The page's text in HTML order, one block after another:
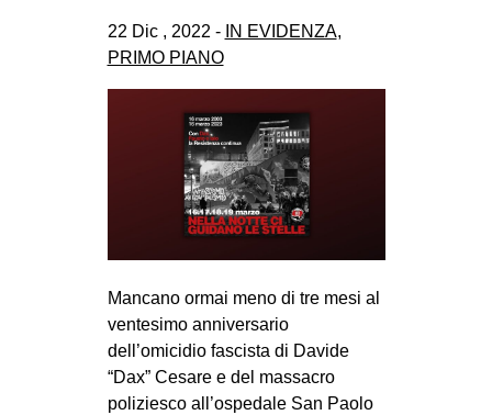
GAZA FREESTYLE
CSOA LAMBRETTA
MSM
STUDENTI TSUNAMI
ZAM
MILANO
SPAZI
SPORT POPOLARE
MOVIMENTI
22 Dic , 2022 - IN EVIDENZA,
PRIMO PIANO
Mancano ormai meno di tre mesi al
ventesimo anniversario
dell’omicidio fascista di Davide
“Dax” Cesare e del massacro
poliziesco all’ospedale San Paolo